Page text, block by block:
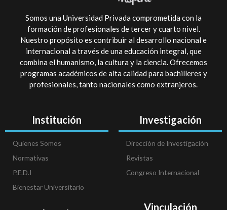
Somos una Universidad Privada comprometida con la
formación de profesionales de tercer y cuarto nivel.
Nuestro propósito es contribuir al desarrollo nacional e
internacional a través de una educación integral, que
combina el humanismo, la cultura y la ciencia. Ofrecemos
programas académicos de alta calidad para bachilleres y
profesionales, tanto nacionales como extranjeros.
Institución
Quienes Somos
Normativas
P.E.D.I
Bienestar Universitario
Investigación
Dirección de Investigación
Revistas
Congreso Internacional
Vinculación